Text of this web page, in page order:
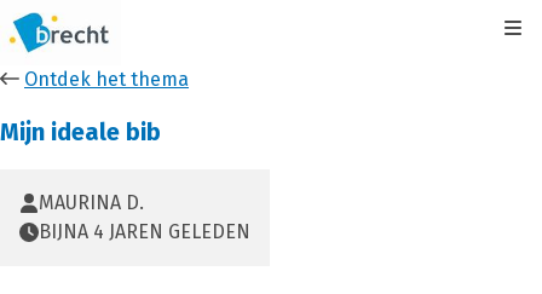
Ontdek het thema
Mijn ideale bib
MAURINA D.
BIJNA 4 JAREN GELEDEN